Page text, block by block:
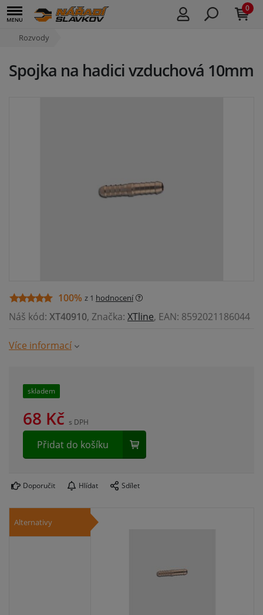
0
Rozvody
Spojka na hadici vzduchová 10mm
100% z 1 hodnocení
Náš kód: XT40910, Značka: XTline, EAN: 8592021186044
Více informací
skladem
68 Kč s DPH
Přidat do košíku
Doporučit Hlídat Sdílet
Alternativy